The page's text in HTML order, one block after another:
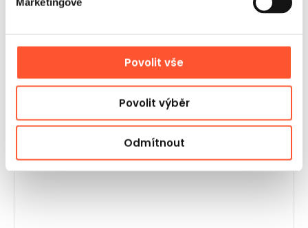
Povolit vše
Povolit výběr
Odmítnout
Gangaru se vyznačuje vynikajícím kontaktem se
odpovídá na otázky. Rychlé dodání a atraktivní
ceny jsou další výhody. Rozhodně doporučuji!
Wiktoria Meczynska